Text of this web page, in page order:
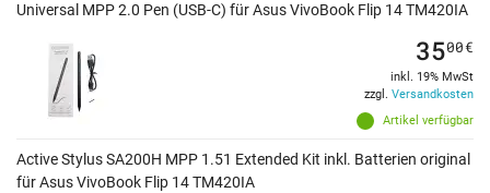
Universal MPP 2.0 Pen (USB-C) für Asus VivoBook Flip 14 TM420IA
Artikel verfügbar
3500€
inkl. 19% MwSt
zzgl. Versandkosten
Active Stylus SA200H MPP 1.51 Extended Kit inkl. Batterien original
für Asus VivoBook Flip 14 TM420IA